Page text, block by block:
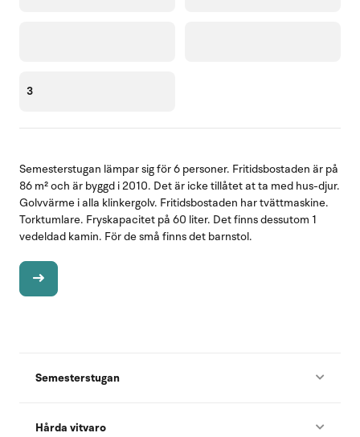
3
Semesterstugan lämpar sig för 6 personer. Fritidsbostaden är på
86 m² och är byggd i 2010. Det är icke tillåtet at ta med hus-djur.
Golvvärme i alla klinkergolv. Fritidsbostaden har tvättmaskine.
Torktumlare. Fryskapacitet på 60 liter. Det finns dessutom 1
vedeldad kamin. För de små finns det barnstol.
Semesterstugan
Hårda vitvaro